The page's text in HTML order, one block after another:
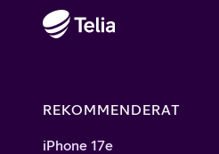
REKOMMENDERAT
iPhone 17e